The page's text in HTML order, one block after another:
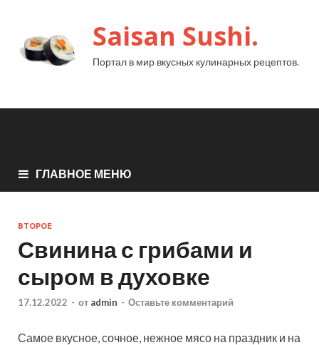
Saisan Sushi.
Портал в мир вкусных кулинарных рецептов.
ГЛАВНОЕ МЕНЮ
ВТОРОЕ
Свинина с грибами и
сыром в духовке
17.12.2022 - от admin - Оставьте комментарий
Самое вкусное, сочное, нежное мясо на праздник и на